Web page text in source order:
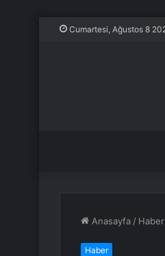
Cumartesi, Ağustos 8
Anasayfa / Haber
Haber